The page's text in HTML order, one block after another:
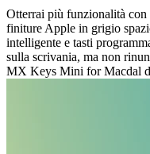
Otterrai più funzionalità
finiture Apple in grigio
intelligente e tasti
sulla scrivania, ma non
MX Keys Mini for Macdal